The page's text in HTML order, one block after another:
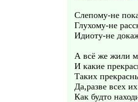
Слепому-не
Глухому-не
Идиоту-не
А всё же жили
И какие
Таких
Да,разве всех
Как будто